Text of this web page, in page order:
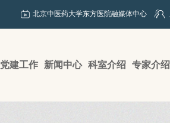
北京中医药大学东方医院融媒体中心
党建工作 新闻中心 科室介绍 专家介绍